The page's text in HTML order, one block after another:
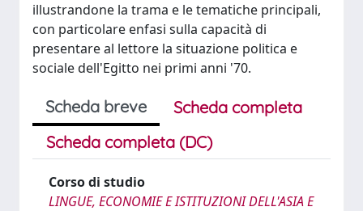
illustrandone la trama e le tematiche principali,
con particolare enfasi sulla capacità di
presentare al lettore la situazione politica e
sociale dell'Egitto nei primi anni '70.
Scheda breve
Scheda completa
Scheda completa (DC)
Corso di studio
LINGUE, ECONOMIE E ISTITUZIONI DELL'ASIA E